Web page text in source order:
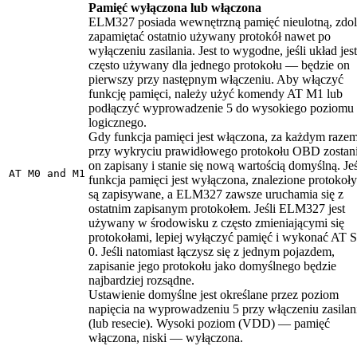
AT M0 and M1
Pamięć wyłączona lub włączona
ELM327 posiada wewnętrzną pamięć nieulotną,
zapamiętać ostatnio używany protokół nawet po
wyłączeniu zasilania. Jest to wygodne, jeśli układ jest
często używany dla jednego protokołu — będzie on
pierwszy przy następnym włączeniu. Aby włączyć
funkcję pamięci, należy użyć komendy AT M1 lub
podłączyć wyprowadzenie 5 do wysokiego poziomu
logicznego.
Gdy funkcja pamięci jest włączona, za każdym
przy wykryciu prawidłowego protokołu OBD
on zapisany i stanie się nową wartością domyślną.
funkcja pamięci jest wyłączona, znalezione
są zapisywane, a ELM327 zawsze uruchamia się z
ostatnim zapisanym protokołem. Jeśli ELM327 jest
używany w środowisku z często zmieniającymi się
protokołami, lepiej wyłączyć pamięć i wykonać AT
0. Jeśli natomiast łączysz się z jednym pojazdem,
zapisanie jego protokołu jako domyślnego będzie
najbardziej rozsądne.
Ustawienie domyślne jest określane przez poziom
napięcia na wyprowadzeniu 5 przy włączeniu
(lub resecie). Wysoki poziom (VDD) — pamięć
włączona, niski — wyłączona.